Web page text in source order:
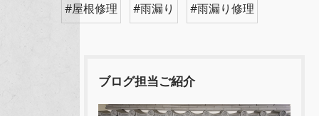
#屋根修理 #雨漏り #雨漏り修理
ブログ担当ご紹介